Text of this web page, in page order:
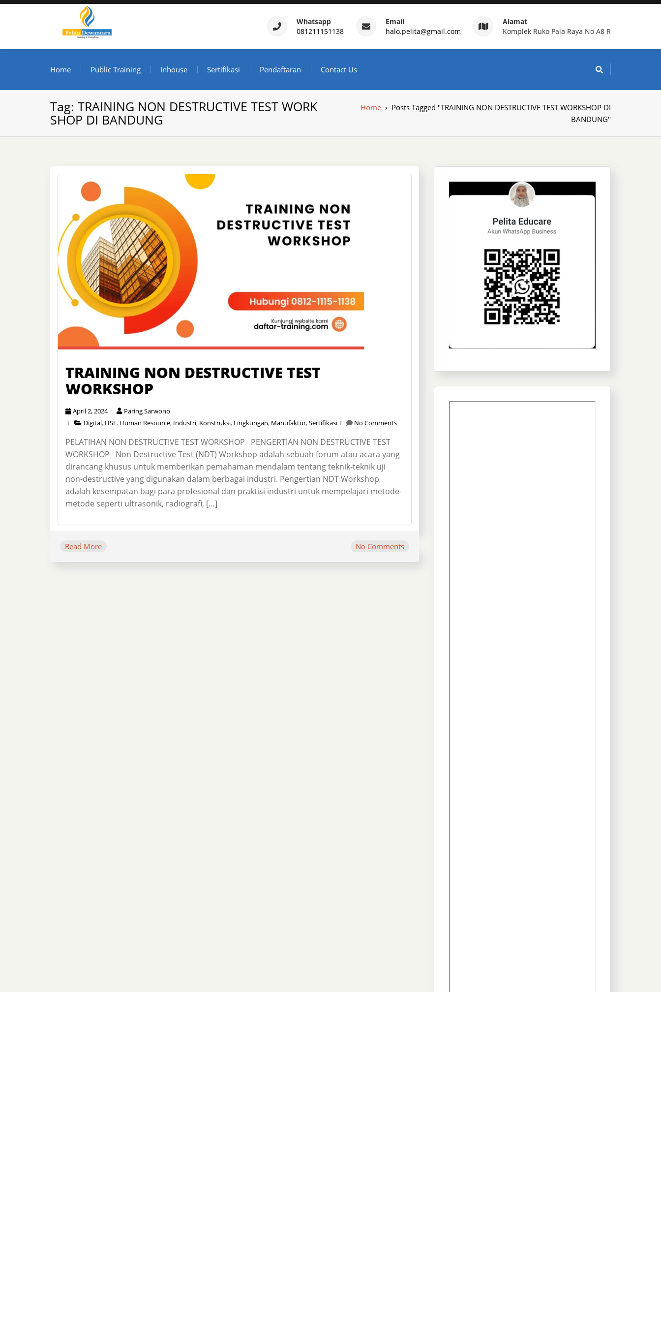
Skip
Pusat Pelatihan dan Sertifikasi – Daftar Training Indonesia
Informasi Public Training, Inhouse, Sertifikasi di Indonesia
Whatsapp
081211151138
Email
halo.pelita@gmail.com
Alamat
Komplek Ruko Pala Raya No A8 R
Home Public Training Inhouse Sertifikasi Pendaftaran Contact Us
Tag: TRAINING NON DESTRUCTIVE TEST WORK
SHOP DI BANDUNG
Home › Posts Tagged "TRAINING NON DESTRUCTIVE TEST WORKSHOP DI
BANDUNG"
TRAINING NON DESTRUCTIVE TEST
WORKSHOP
April 2, 2024
Paring Sarwono
Digital, HSE, Human Resource, Industri, Konstruksi, Lingkungan, Manufaktur,Sertifikasi No Comments
PELATIHAN NON DESTRUCTIVE TEST WORKSHOP PENGERTIAN NON DESTRUCTIVE TEST
WORKSHOP Non Destructive Test (NDT) Workshop adalah sebuah forum atau acara yang
dirancang khusus untuk memberikan pemahaman mendalam tentang teknik-teknik uji
non-destructive yang digunakan dalam berbagai industri. Pengertian NDT Workshop
adalah kesempatan bagi para profesional dan praktisi industri untuk mempelajari metode-
metode seperti ultrasonik, radiografi, […]
Read More No Comments